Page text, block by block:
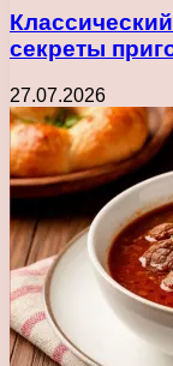
секреты
27.07.2026